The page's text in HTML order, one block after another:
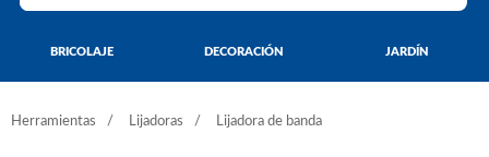
BRICOLAJE DECORACIÓN JARDÍN
Herramientas Lijadoras Lijadora de banda